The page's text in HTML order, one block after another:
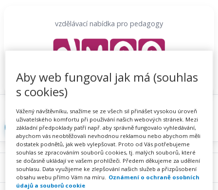
vzdělávací nabídka pro pedagogy
Proč se registrovat Hlídací sojka
Registrace
Přihlásit
Menu
Aby web fungoval jak má (souhlas
s cookies)
Vážený návštěvníku, snažíme se ze všech sil přinášet vysokou úroveň
uživatelského komfortu při používání našich webových stránek. Mezi
základní předpoklady patří např. aby správně fungovalo vyhledávání,
abychom vás neobtěžovali nevhodnou reklamou nebo abychom měli
dostatek podnětů, jak web vylepšovat. Proto od Vás potřebujeme
souhlas se zpracováním souborů cookies, tj. malých souborů, které
se dočasně ukládají ve vašem prohlížeči. Předem děkujeme za udělení
souhlasu. Data využijeme ke zlepšování našich služeb a přizpůsobení
obsahu webu přímo Vám na míru. Oznámení o ochraně osobních
údajů a souborů cookie